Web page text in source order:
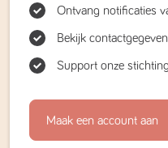
Ontvang notificaties
Bekijk
Support onze
Maak een account aan